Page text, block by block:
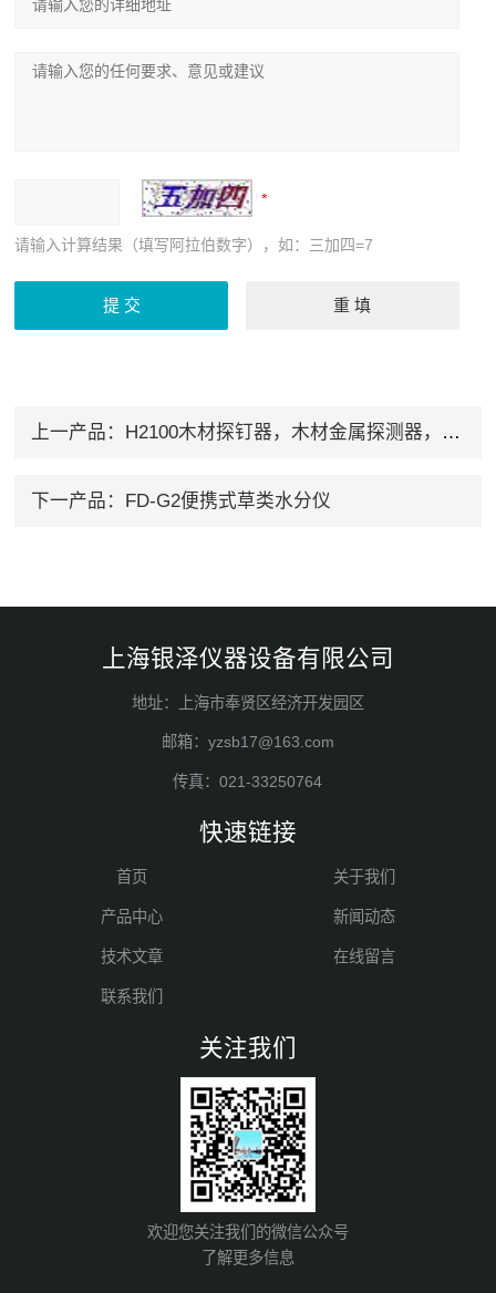
请输入计算结果（填写阿拉伯数字），如：三加四=7
上一产品： H2100木材探钉器，木材金属探测器，木材金属探钉器
下一产品： FD-G2便携式草类水分仪
上海银泽仪器设备有限公司
地址：上海市奉贤区经济开发园区
邮箱：yzsb17@163.com
传真：021-33250764
快速链接
首页 关于我们
产品中心 新闻动态
技术文章 在线留言
联系我们
关注我们
欢迎您关注我们的微信公众号
了解更多信息